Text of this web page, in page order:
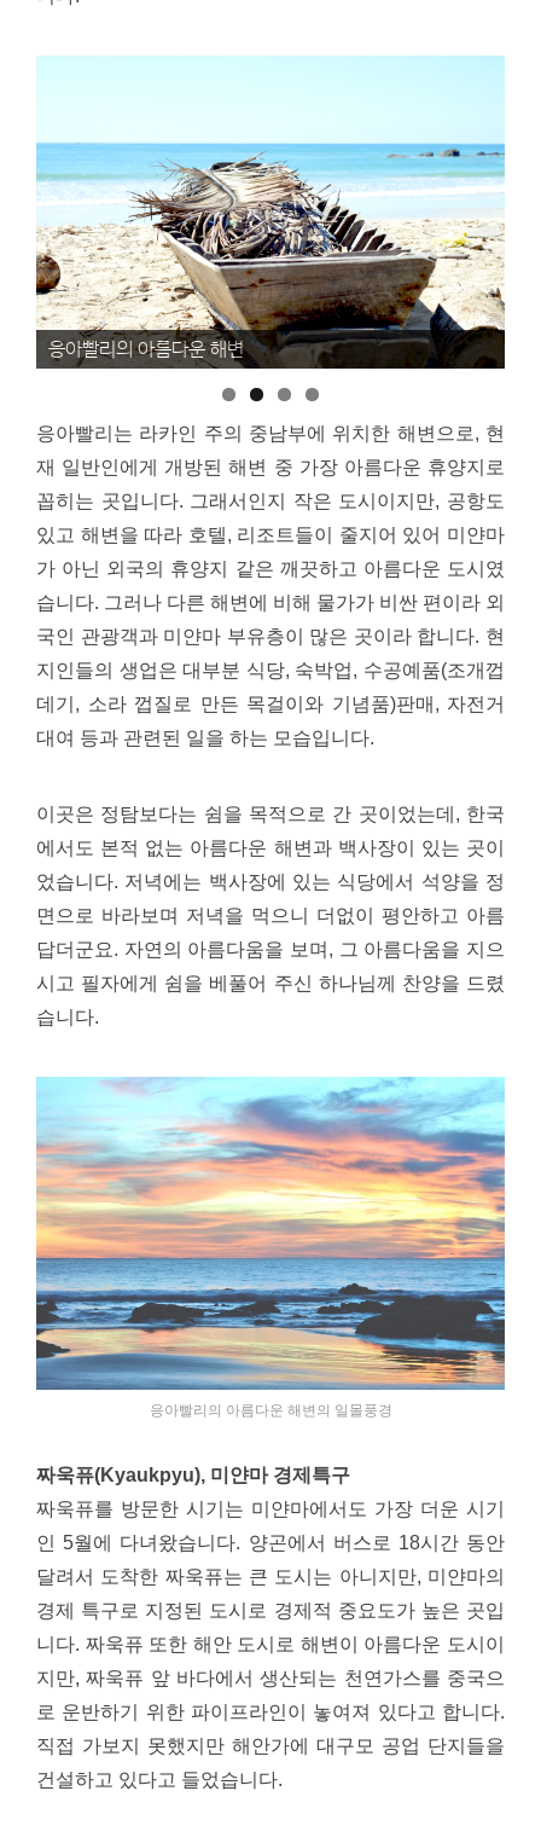
응아빨리의 아름다운 해변
응아빨리는 라카인 주의 중남부에 위치한 해변으로, 현
재 일반인에게 개방된 해변 중 가장 아름다운 휴양지로
꼽히는 곳입니다. 그래서인지 작은 도시이지만, 공항도
있고 해변을 따라 호텔, 리조트들이 줄지어 있어 미얀마
가 아닌 외국의 휴양지 같은 깨끗하고 아름다운 도시였
습니다. 그러나 다른 해변에 비해 물가가 비싼 편이라 외
국인 관광객과 미얀마 부유층이 많은 곳이라 합니다. 현
지인들의 생업은 대부분 식당, 숙박업, 수공예품(조개껍
데기, 소라 껍질로 만든 목걸이와 기념품)판매, 자전거
대여 등과 관련된 일을 하는 모습입니다.
이곳은 정탐보다는 쉼을 목적으로 간 곳이었는데, 한국
에서도 본적 없는 아름다운 해변과 백사장이 있는 곳이
었습니다. 저녁에는 백사장에 있는 식당에서 석양을 정
면으로 바라보며 저녁을 먹으니 더없이 평안하고 아름
답더군요. 자연의 아름다움을 보며, 그 아름다움을 지으
시고 필자에게 쉼을 베풀어 주신 하나님께 찬양을 드렸
습니다.
응아빨리의 아름다운 해변의 일몰풍경
짜욱퓨(Kyaukpyu), 미얀마 경제특구
짜욱퓨를 방문한 시기는 미얀마에서도 가장 더운 시기
인 5월에 다녀왔습니다. 양곤에서 버스로 18시간 동안
달려서 도착한 짜욱퓨는 큰 도시는 아니지만, 미얀마의
경제 특구로 지정된 도시로 경제적 중요도가 높은 곳입
니다. 짜욱퓨 또한 해안 도시로 해변이 아름다운 도시이
지만, 짜욱퓨 앞 바다에서 생산되는 천연가스를 중국으
로 운반하기 위한 파이프라인이 놓여져 있다고 합니다.
직접 가보지 못했지만 해안가에 대구모 공업 단지들을
건설하고 있다고 들었습니다.